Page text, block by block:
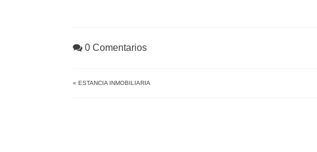
0 Comentarios
« ESTANCIA INMOBILIARIA